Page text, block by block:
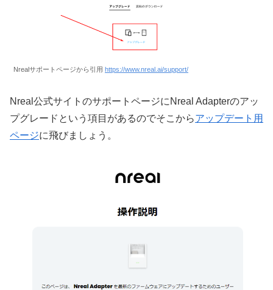
Nrealサポートページから引用 https://www.nreal.ai/support/
Nreal公式サイトのサポートページにNreal Adapterのアッ
プグレードという項目があるのでそこからアップデート用
ページに飛びましょう。